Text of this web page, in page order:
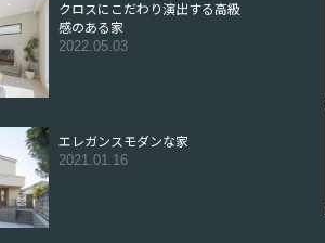
クロスにこだわり演出する高級
感のある家
2022.05.03
エレガンスモダンな家
2021.01.16